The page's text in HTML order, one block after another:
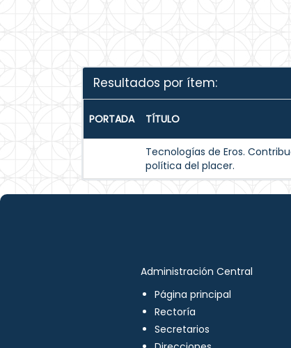
Resultados por ítem:
PORTADA TÍTULO
Tecnologías de Eros.
política del placer.
Administración Central
Página principal
Rectoría
Secretarios